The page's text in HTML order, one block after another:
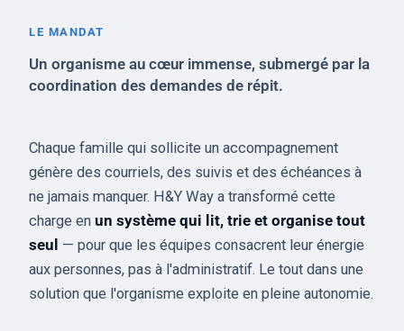
LE MANDAT
Un organisme au cœur immense, submergé par la
coordination des demandes de répit.
Chaque famille qui sollicite un accompagnement
génère des courriels, des suivis et des échéances à
ne jamais manquer. H&Y Way a transformé cette
charge en un système qui lit, trie et organise tout
seul — pour que les équipes consacrent leur énergie
aux personnes, pas à l'administratif. Le tout dans une
solution que l'organisme exploite en pleine autonomie.